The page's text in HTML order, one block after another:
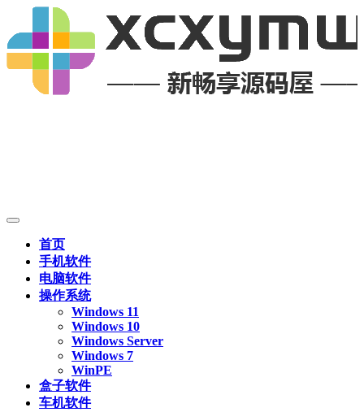
首页
手机软件
电脑软件
操作系统
Windows 11
Windows 10
Windows Server
Windows 7
WinPE
盒子软件
车机软件